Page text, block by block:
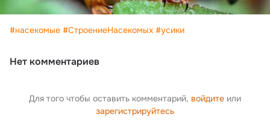
#насекомые #СтроениеНасекомых #усики
Нет комментариев
Для того чтобы оставить комментарий, войдите или
зарегистрируйтесь